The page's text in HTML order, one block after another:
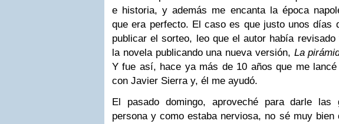
e historia, y además me encanta la época
que era perfecto. El caso es que justo unos días
publicar el sorteo, leo que el autor había revisado
la novela publicando una nueva versión, La
Y fue así, hace ya más de 10 años que me
con Javier Sierra y, él me ayudó.
El pasado domingo, aproveché para darle las
persona y como estaba nerviosa, no sé muy bien